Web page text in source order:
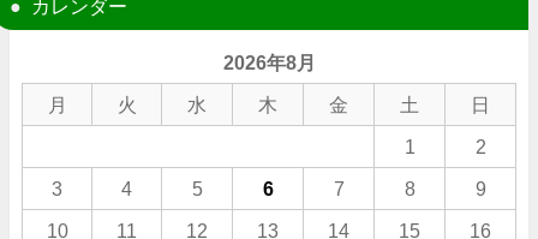
カレンダー
2026年8月
月 火 水 木 金 土 日
1 2
3 4 5 6 7 8 9
10 11 12 13 14 15 16